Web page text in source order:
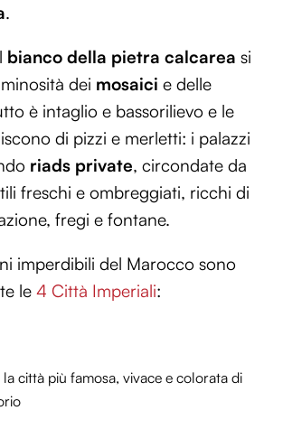
.
bianco della pietra calcarea si
dei mosaici e delle
è intaglio e bassorilievo e le
di pizzi e merletti: i palazzi
riads private, circondate da
freschi e ombreggiati, ricchi di
fregi e fontane.
imperdibili del Marocco sono
le 4 Città Imperiali:
la città più famosa, vivace e colorata di